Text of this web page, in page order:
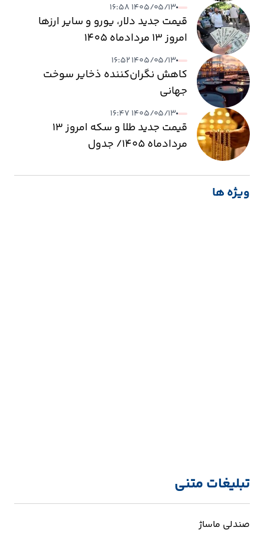
۱۴۰۵/۰۵/۱۳ ۱۶:۵۸
قیمت جدید دلار، یورو و سایر ارزها
امروز ۱۳ مردادماه ۱۴۰۵
۱۴۰۵/۰۵/۱۳ ۱۶:۵۲
کاهش نگران‌کننده ذخایر سوخت
جهانی
۱۴۰۵/۰۵/۱۳ ۱۶:۴۷
قیمت جدید طلا و سکه امروز ۱۳
مردادماه ۱۴۰۵/ جدول
ویژه ها
تبلیغات متنی
صندلی ماساژ